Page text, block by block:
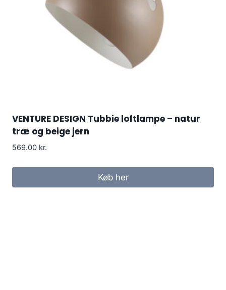
VENTURE DESIGN Tubbie loftlampe – natur
træ og beige jern
569.00 kr.
Køb her